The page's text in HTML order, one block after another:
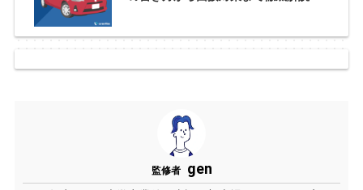
監修者 gen